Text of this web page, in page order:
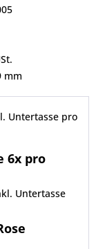
mm
Untertasse pro
6x pro
Untertasse